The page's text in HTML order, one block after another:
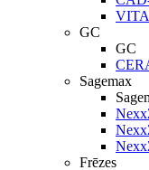
GC
GC
Sagemax
Frēzes